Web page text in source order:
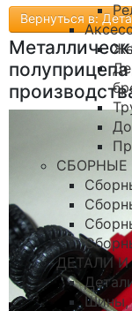
СБОРНЫЕ
ДЕТАЛИ И
Шины,
Вернуться в: